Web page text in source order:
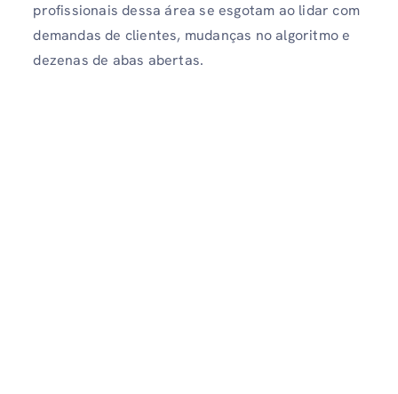
profissionais dessa área se esgotam ao lidar com
demandas de clientes, mudanças no algoritmo e
dezenas de abas abertas.